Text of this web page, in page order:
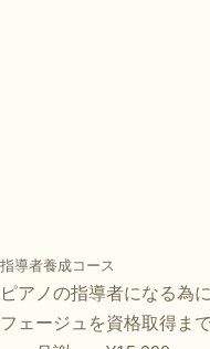
指導者養成コース
ピアノの指導者になる為
フェージュを資格取得ま